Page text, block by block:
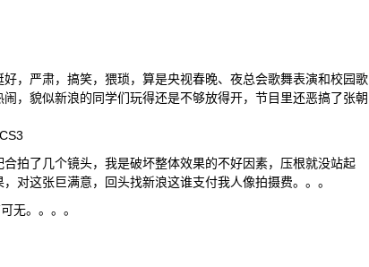
，严肃，搞笑，猥琐，算是央视春晚、夜总会歌舞表演和校园歌
，貌似新浪的同学们玩得还是不够放得开，节目里还恶搞了张朝
拍了几个镜头，我是破坏整体效果的不好因素，压根就没站起
对这张巨满意，回头找新浪这谁支付我人像拍摄费。。。
无。。。。